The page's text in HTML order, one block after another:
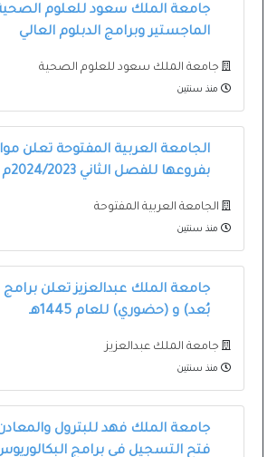
جامعة الملك سعود للعلوم
الماجستير وبرامج الدبلوم العالي
جامعة الملك سعود للعلوم الصحية
منذ سنتين
الجامعة العربية المفتوحة تعلن
بفروعها للفصل الثاني 2024/2023م
الجامعة العربية المفتوحة
منذ سنتين
جامعة الملك عبدالعزيز تعلن
بُعد) و (حضوري) للعام 1445هـ
جامعة الملك عبدالعزيز
منذ سنتين
جامعة الملك فهد للبترول
فتح التسجيل في برامج